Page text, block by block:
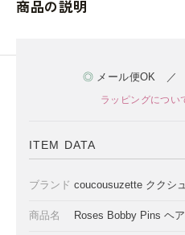
商品の説明
◎メール便OK ／
ラッピングについ
ITEM DATA
ブランド coucousuzette ククシ
商品名 Roses Bobby Pins ヘ